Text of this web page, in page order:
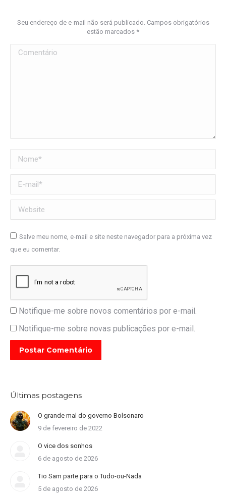
Seu endereço de e-mail não será publicado. Campos obrigatórios
estão marcados *
Comentário
Nome *
E-mail *
Website
Salve meu nome, e-mail e site neste navegador para a próxima vez
que eu comentar.
Notifique-me sobre novos comentários por e-mail.
Notifique-me sobre novas publicações por e-mail.
Postar Comentário
Últimas postagens
O grande mal do governo Bolsonaro
9 de fevereiro de 2022
O vice dos sonhos
6 de agosto de 2026
Tio Sam parte para o Tudo-ou-Nada
5 de agosto de 2026